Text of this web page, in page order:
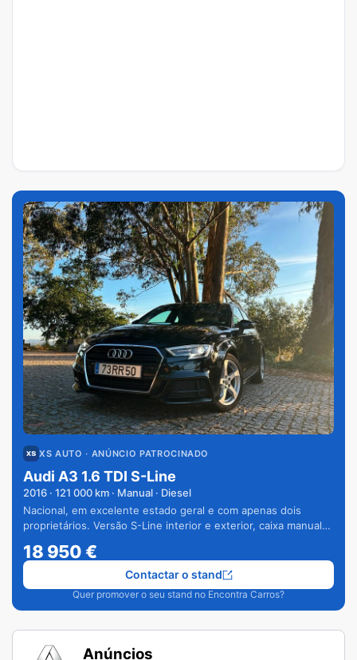
XS AUTO · ANÚNCIO PATROCINADO
Audi A3 1.6 TDI S-Line
2016 · 121 000 km · Manual · Diesel
Nacional, em excelente estado geral e com apenas dois
proprietários. Versão S-Line interior e exterior, caixa manual
18 950€
Quer promover o seu stand no Encontra Carros?
Contactar o stand
Anúncios